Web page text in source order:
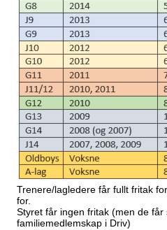
Trenere/lagledere får fullt fritak
for.
Styret får ingen fritak (men de
familiemedlemskap i Driv)